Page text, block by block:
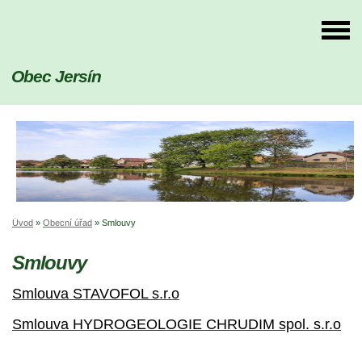
Obec Jersín
Úvod » Obecní úřad » Smlouvy
Smlouvy
Smlouva STAVOFOL s.r.o
Smlouva HYDROGEOLOGIE CHRUDIM spol. s.r.o